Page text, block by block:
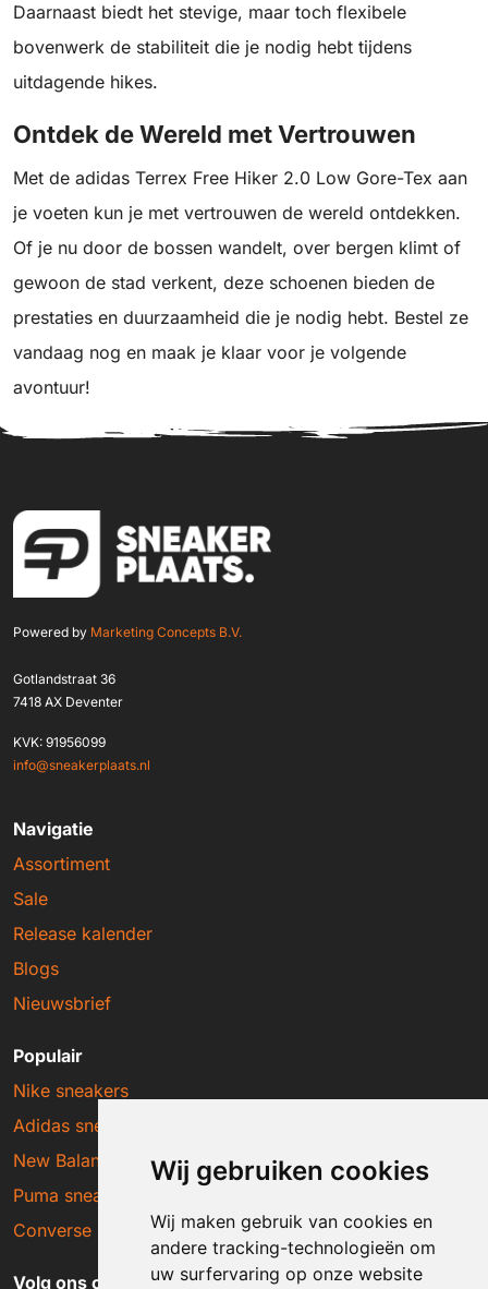
Wij gebruiken cookies
Wij maken gebruik van cookies en
andere tracking-technologieën om
uw surfervaring op onze website
Daarnaast biedt het stevige, maar toch flexibele
bovenwerk de stabiliteit die je nodig hebt tijdens
uitdagende hikes.
Ontdek de Wereld met Vertrouwen
Met de adidas Terrex Free Hiker 2.0 Low Gore-Tex aan
je voeten kun je met vertrouwen de wereld ontdekken.
Of je nu door de bossen wandelt, over bergen klimt of
gewoon de stad verkent, deze schoenen bieden de
prestaties en duurzaamheid die je nodig hebt. Bestel ze
vandaag nog en maak je klaar voor je volgende
avontuur!
Powered by Marketing Concepts B.V.
Gotlandstraat 36
7418 AX Deventer
KVK: 91956099
info@sneakerplaats.nl
Navigatie
Assortiment
Sale
Release kalender
Blogs
Nieuwsbrief
Populair
Nike sneakers
Adidas sneakers
New Balance sneakers
Puma sneakers
Converse sneakers
Volg ons op social media